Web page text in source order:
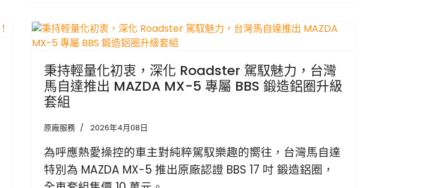
秉持輕量化初衷，深化 Roadster 駕馭魅力，台灣
馬自達推出 MAZDA MX-5 專屬 BBS 鍛造鋁圈升級
套組
原廠服務 2026年4月08日
為呼應熱愛操控的車主對純粹駕馭樂趣的嚮往，台灣馬自達
特別為 MAZDA MX-5 推出原廠認證 BBS 17 吋 鍛造鋁圈，